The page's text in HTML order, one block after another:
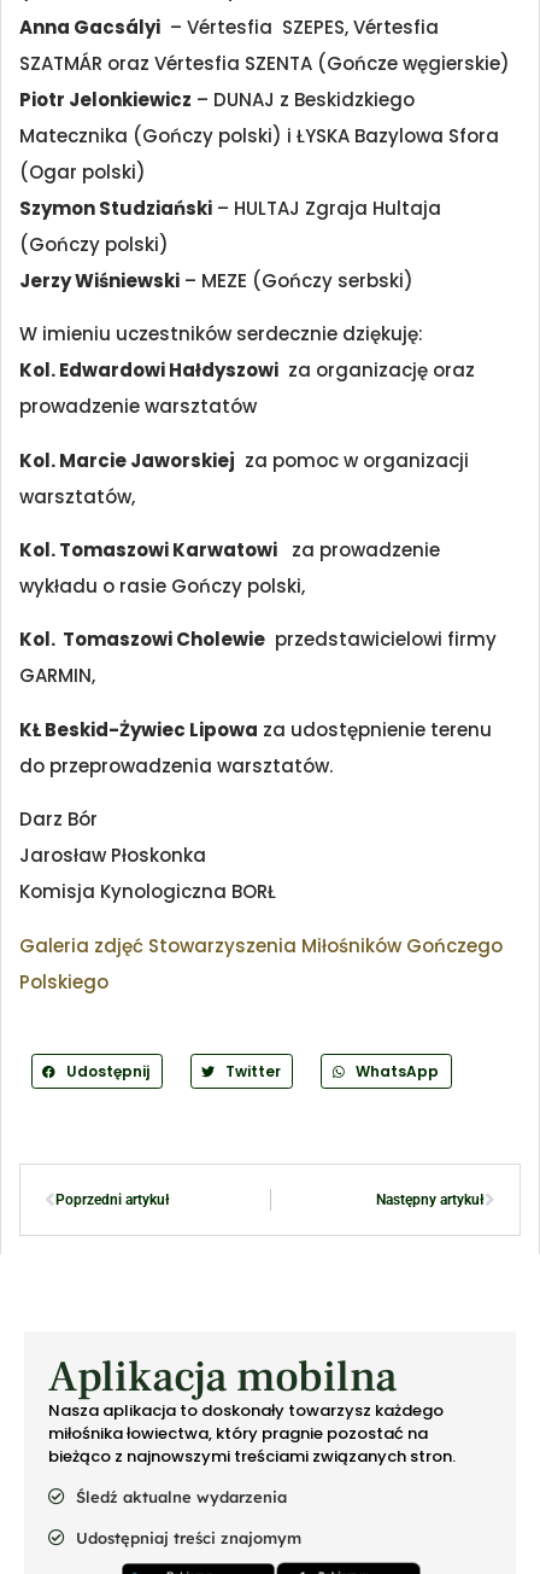
Anna Gacsályi – Vértesfia SZEPES, Vértesfia
SZATMÁR oraz Vértesfia SZENTA (Gończe węgierskie)
Piotr Jelonkiewicz – DUNAJ z Beskidzkiego
Matecznika (Gończy polski) i ŁYSKA Bazylowa Sfora
(Ogar polski)
Szymon Studziański – HULTAJ Zgraja Hultaja
(Gończy polski)
Jerzy Wiśniewski – MEZE (Gończy serbski)
W imieniu uczestników serdecznie dziękuję:
Kol. Edwardowi Hałdyszowi za organizację oraz
prowadzenie warsztatów
Kol. Marcie Jaworskiej za pomoc w organizacji
warsztatów,
Kol. Tomaszowi Karwatowi za prowadzenie
wykładu o rasie Gończy polski,
Kol. Tomaszowi Cholewie przedstawicielowi firmy
GARMIN,
KŁ Beskid-Żywiec Lipowa za udostępnienie terenu
do przeprowadzenia warsztatów.
Darz Bór
Jarosław Płoskonka
Komisja Kynologiczna BORŁ
Galeria zdjęć Stowarzyszenia Miłośników Gończego
Polskiego
Udostępnij Twitter WhatsApp
Poprzedni artykuł Następny artykuł
Aplikacja mobilna
Nasza aplikacja to doskonały towarzysz każdego
miłośnika łowiectwa, który pragnie pozostać na
bieżąco z najnowszymi treściami związanych stron.
Śledź aktualne wydarzenia
Udostępniaj treści znajomym